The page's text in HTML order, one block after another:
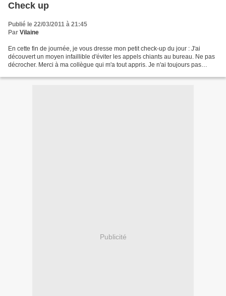
Check up
Publié le 22/03/2011 à 21:45
Par Vilaine
En cette fin de journée, je vous dresse mon petit check-up du jour : J'ai
découvert un moyen infaillible d'éviter les appels chiants au bureau. Ne pas
décrocher. Merci à ma collègue qui m'a tout appris. Je n'ai toujours pas
Publicité